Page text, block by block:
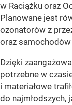
w Raciążku oraz
Planowane jest
ozonatorów z
oraz
Dzięki
potrzebne w
i materiałowe
do najmłodszych,